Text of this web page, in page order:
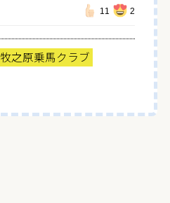
11 2
牧之原乗馬クラブ